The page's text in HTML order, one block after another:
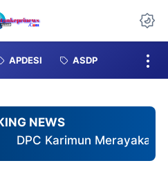
APDESI ASDP
NEWS
HUT KE-2